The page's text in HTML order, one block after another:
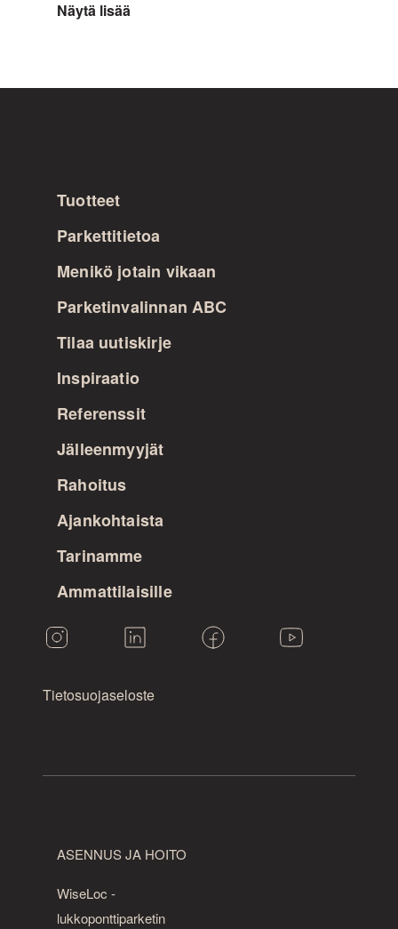
Näytä lisää
Tuotteet
Parkettitietoa
Menikö jotain vikaan
Parketinvalinnan ABC
Tilaa uutiskirje
Inspiraatio
Referenssit
Jälleenmyyjät
Rahoitus
Ajankohtaista
Tarinamme
Ammattilaisille
Tietosuojaseloste
ASENNUS JA HOITO
WiseLoc -
lukkoponttiparketin